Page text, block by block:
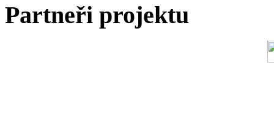
Partneři projektu